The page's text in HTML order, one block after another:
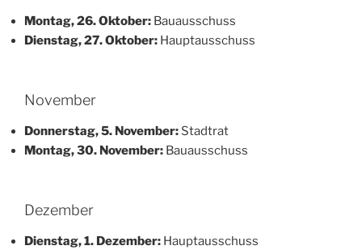
Montag, 26. Oktober: Bauausschuss
Dienstag, 27. Oktober: Hauptausschuss
November
Donnerstag, 5. November: Stadtrat
Montag, 30. November: Bauausschuss
Dezember
Dienstag, 1. Dezember: Hauptausschuss